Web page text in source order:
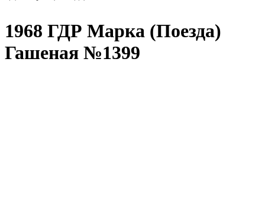
1968 ГДР Марка (Поезда)
Гашеная №1399